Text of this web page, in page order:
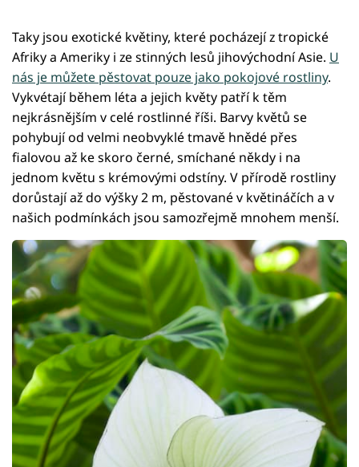
Taky jsou exotické květiny, které pocházejí z tropické
Afriky a Ameriky i ze stinných lesů jihovýchodní Asie. U
nás je můžete pěstovat pouze jako pokojové rostliny.
Vykvétají během léta a jejich květy patří k těm
nejkrásnějším v celé rostlinné říši. Barvy květů se
pohybují od velmi neobvyklé tmavě hnědé přes
fialovou až ke skoro černé, smíchané někdy i na
jednom květu s krémovými odstíny. V přírodě rostliny
dorůstají až do výšky 2 m, pěstované v květináčích a v
našich podmínkách jsou samozřejmě mnohem menší.